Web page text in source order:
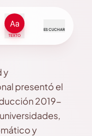
TEXTO
ESCUCHAR
y
presentó el
2019-
y